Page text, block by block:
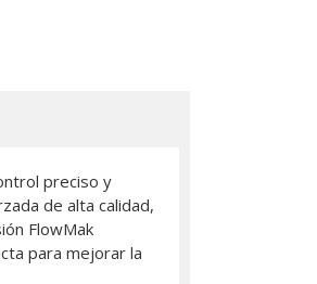
preciso y
de alta calidad,
FlowMak
para mejorar la